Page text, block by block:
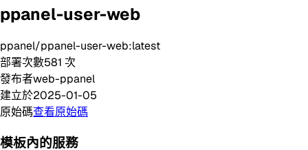
ppanel-user-web
ppanel/ppanel-user-web:latest
部署次數581 次
發布者web-ppanel
建立於2025-01-05
原始碼查看原始碼
模板內的服務